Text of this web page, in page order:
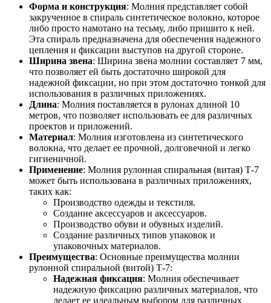
Форма и конструкция: Молния представляет собой
закрученное в спираль синтетическое волокно, которое
либо просто намотано на тесьму, либо пришито к ней.
Эта спираль предназначена для обеспечения надежного
цепления и фиксации выступов на другой стороне.
Ширина звена: Ширина звена молнии составляет 7 мм,
что позволяет ей быть достаточно широкой для
надежной фиксации, но при этом достаточно тонкой для
использования в различных приложениях.
Длина: Молния поставляется в рулонах длиной 10
метров, что позволяет использовать ее для различных
проектов и приложений.
Материал: Молния изготовлена из синтетического
волокна, что делает ее прочной, долговечной и легко
гигиеничной.
Применение: Молния рулонная спиральная (витая) Т-7
может быть использована в различных приложениях,
таких как:
Производство одежды и текстиля.
Создание аксессуаров и аксессуаров.
Производство обуви и обувных изделий.
Создание различных типов упаковок и
упаковочных материалов.
Преимущества: Основные преимущества молнии
рулонной спиральной (витой) Т-7:
Надежная фиксация: Молния обеспечивает
надежную фиксацию различных материалов, что
делает ее идеальным выбором для различных